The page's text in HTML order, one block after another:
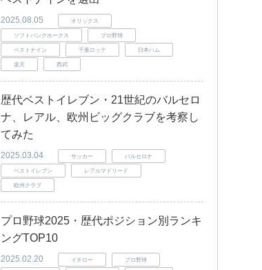
2025.08.05 オリックス
ソフトバンクホークス プロ野球
ベストナイン 千葉ロッテ 日本ハム
楽天 西武
歴代ベストイレブン・21世紀のバルセロ
ナ、レアル、欧州ビッグクラブを考察し
てみた
2025.03.04 サッカー バルセロナ
ベストイレブン レアルマドリード
欧州クラブ
プロ野球2025・歴代ポジション別ランキ
ングTOP10
2025.02.20 イチロー プロ野球